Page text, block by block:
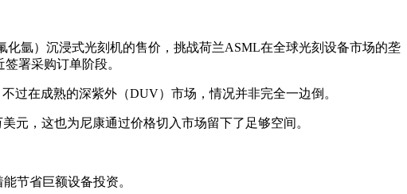
化氩）沉浸式光刻机的售价，挑战荷兰ASML在全球光刻设备市场的垄
署采购订单阶段。
过在成熟的深紫外（DUV）市场，情况并非完全一边倒。
元，这也为尼康通过价格切入市场留下了足够空间。
节省巨额设备投资。